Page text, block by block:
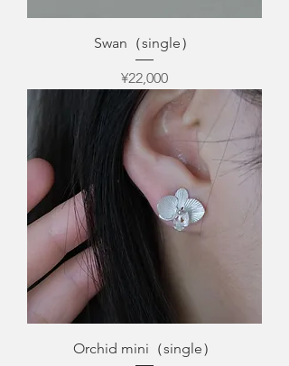
Swan（single）
Price
¥22,000
Orchid mini（single）